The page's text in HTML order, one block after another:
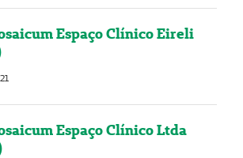
Espaço Clínico Eireli
Espaço Clínico Ltda